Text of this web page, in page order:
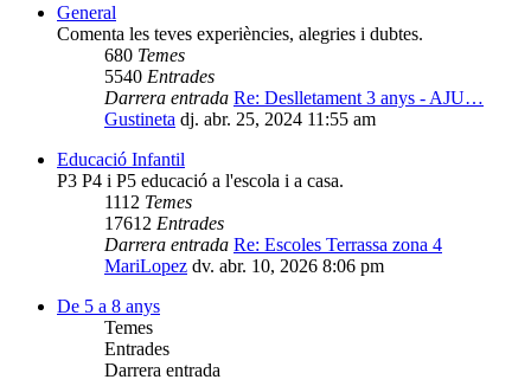
General
Comenta les teves experiències, alegries i dubtes.
680 Temes
5540 Entrades
Darrera entrada Re: Deslletament 3 anys - AJU…
Gustineta dj. abr. 25, 2024 11:55 am
Educació Infantil
P3 P4 i P5 educació a l'escola i a casa.
1112 Temes
17612 Entrades
Darrera entrada Re: Escoles Terrassa zona 4
MariLopez dv. abr. 10, 2026 8:06 pm
De 5 a 8 anys
Temes
Entrades
Darrera entrada